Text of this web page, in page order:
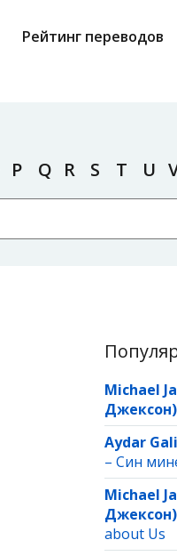
Рейтинг переводов
P Q R S T U
Michael
Джексон)
Aydar
– Син
Michael
Джексон)
about Us